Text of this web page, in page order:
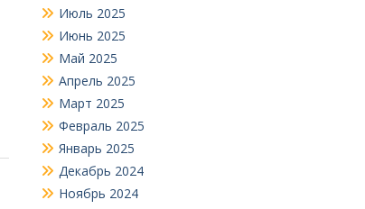
Июль 2025
Июнь 2025
Май 2025
Апрель 2025
Март 2025
Февраль 2025
Январь 2025
Декабрь 2024
Ноябрь 2024